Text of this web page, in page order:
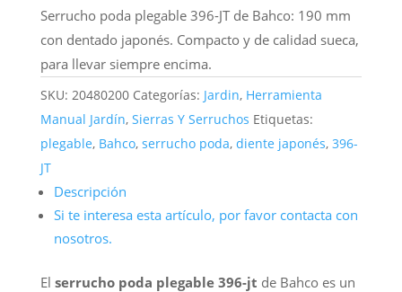
Serrucho poda plegable 396-JT de Bahco: 190 mm
con dentado japonés. Compacto y de calidad sueca,
para llevar siempre encima.
SKU: 20480200 Categorías: Jardin, Herramienta
Manual Jardín, Sierras Y Serruchos Etiquetas:
plegable, Bahco, serrucho poda, diente japonés, 396-
JT
Descripción
Si te interesa esta artículo, por favor contacta con
nosotros.
El serrucho poda plegable 396-jt de Bahco es un